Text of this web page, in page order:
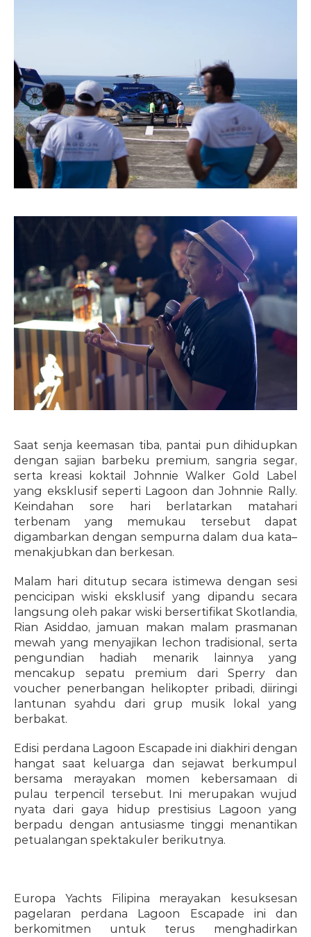
Saat senja keemasan tiba, pantai pun dihidupkan
dengan sajian barbeku premium, sangria segar,
serta kreasi koktail Johnnie Walker Gold Label
yang eksklusif seperti Lagoon dan Johnnie Rally.
Keindahan sore hari berlatarkan matahari
terbenam yang memukau tersebut dapat
digambarkan dengan sempurna dalam dua kata–
menakjubkan dan berkesan.
Malam hari ditutup secara istimewa dengan sesi
pencicipan wiski eksklusif yang dipandu secara
langsung oleh pakar wiski bersertifikat Skotlandia,
Rian Asiddao, jamuan makan malam prasmanan
mewah yang menyajikan lechon tradisional, serta
pengundian hadiah menarik lainnya yang
mencakup sepatu premium dari Sperry dan
voucher penerbangan helikopter pribadi, diiringi
lantunan syahdu dari grup musik lokal yang
berbakat.
Edisi perdana Lagoon Escapade ini diakhiri dengan
hangat saat keluarga dan sejawat berkumpul
bersama merayakan momen kebersamaan di
pulau terpencil tersebut. Ini merupakan wujud
nyata dari gaya hidup prestisius Lagoon yang
berpadu dengan antusiasme tinggi menantikan
petualangan spektakuler berikutnya.
Europa Yachts Filipina merayakan kesuksesan
pagelaran perdana Lagoon Escapade ini dan
berkomitmen untuk terus menghadirkan